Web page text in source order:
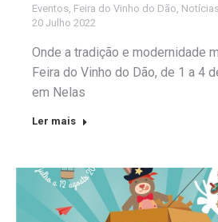
Eventos, Feira do Vinho do Dão,
20 Julho 2022
Onde a tradição e modernidade
Feira do Vinho do Dão, de 1 a 4
em Nelas
Ler mais